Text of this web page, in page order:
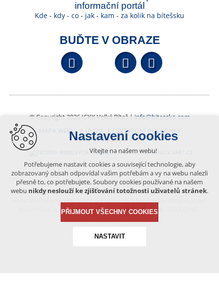
informační portál
Kde - kdy - co - jak - kam - za kolik na bítešsku
BUĎTE V OBRAZE
Facebook YouTube
© Copyright 2026 ICKK Velká Bíteš | info@bitessko.com
MAPA WEBU
ÚVOD
OBCHODNÍ PODMÍNKY
PORTÁL OBČANA
GIS
VYTVOŘENO V XART.CZ
Obsah tohoto portálu je chráněn autorským právem, které
vykonává vydavatel. Jakékoliv užití článků a fotografií z této podoby
písemného souhlasu vydavatele – BÍTEŠSKO.COM -ZAKÁZÁNO.
Nastavení cookies
Vítejte na našem webu!
Potřebujeme nastavit cookies a související technologie, aby
zobrazovaný obsah odpovídal vašim potřebám a vy na webu nalezli
přesně to, co potřebujete. Soubory cookies používané na našem
webu nikdy neslouží ke zjišťování totožnosti uživatelů stránek.
PŘIJMOUT VŠECHNY COOKIES
NASTAVIT